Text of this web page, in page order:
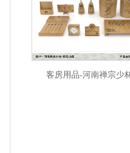
客房用品-河南禅宗少林酒店